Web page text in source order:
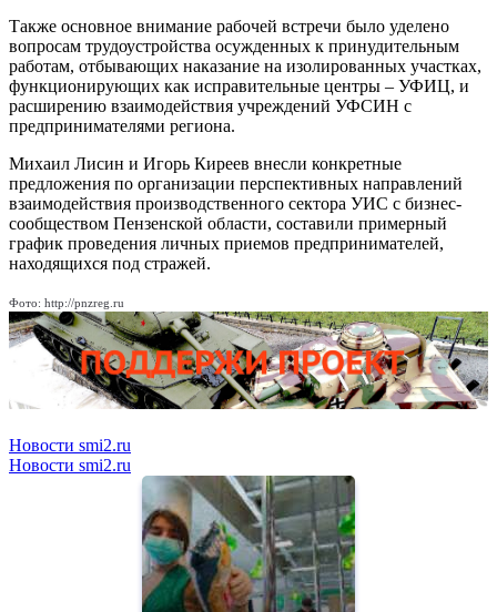
Также основное внимание рабочей встречи было уделено
вопросам трудоустройства осужденных к принудительным
работам, отбывающих наказание на изолированных участках,
функционирующих как исправительные центры – УФИЦ, и
расширению взаимодействия учреждений УФСИН с
предпринимателями региона.
Михаил Лисин и Игорь Киреев внесли конкретные
предложения по организации перспективных направлений
взаимодействия производственного сектора УИС с бизнес-
сообществом Пензенской области, составили примерный
график проведения личных приемов предпринимателей,
находящихся под стражей.
Фото: http://pnzreg.ru
Новости smi2.ru
Новости smi2.ru